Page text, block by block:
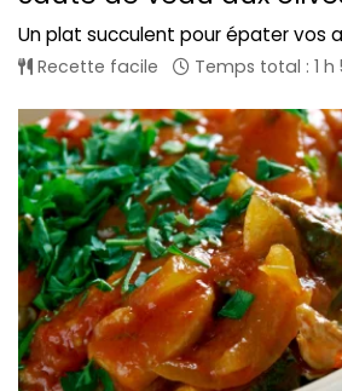
Un plat succulent pour épater vos
Recette facile Temps total : 1 h